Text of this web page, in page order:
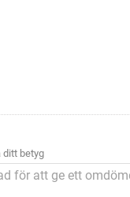
ditt betyg